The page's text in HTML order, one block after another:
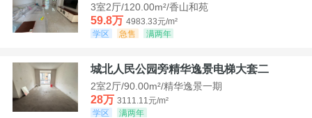
3室2厅/120.00m²/香山和苑
59.8万 4983.33元/m²
学区
急售 满两年
城北人民公园旁精华逸景电梯大套二
2室2厅/90.00m²/精华逸景一期
28万 3111.11元/m²
学区
满两年